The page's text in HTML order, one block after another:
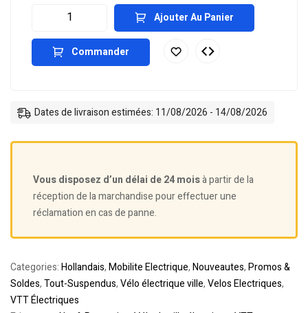
Ajouter Au Panier
Commander
Dates de livraison estimées: 11/08/2026 - 14/08/2026
Vous disposez d’un délai de 24 moisà partir de la
réception de la marchandise pour effectuer une
réclamation en cas de panne.
Categories:Hollandais,Mobilite Electrique,Nouveautes,Promos &
Soldes,Tout-Suspendus,Vélo électrique ville,Velos Electriques,
VTT Électriques